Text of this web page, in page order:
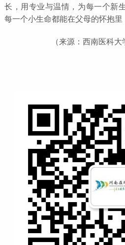
长，用专业与温情，为每一个新
每一个小生命都能在父母的怀抱里
（来源：西南医科大